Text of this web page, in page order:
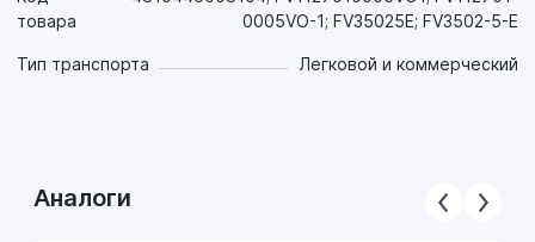
товара
0005VO-1; FV35025E; FV3502-5-E
Тип транспорта Легковой и коммерческий
Аналоги